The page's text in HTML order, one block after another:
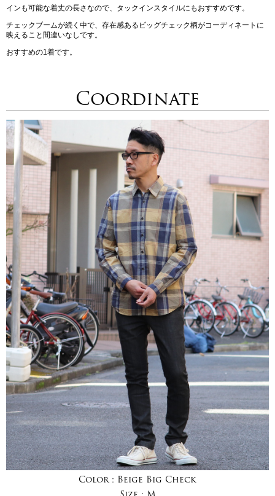
インも可能な着丈の長さなので、タックインスタイルにもおすすめです。
チェックブームが続く中で、存在感あるビッグチェック柄がコーディネートに
映えること間違いなしです。
おすすめの1着です。
Coordinate
Color : Beige Big Check